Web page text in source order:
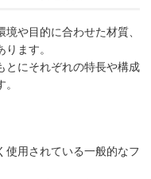
や目的に合わせた材質、
ます。
とにそれぞれの特長や構成
使用されている一般的なフ